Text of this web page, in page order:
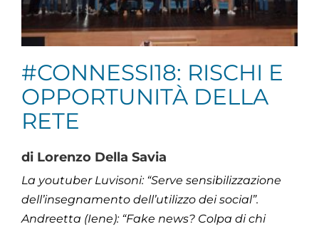
#CONNESSI18: RISCHI E
OPPORTUNITÀ DELLA
RETE
di Lorenzo Della Savia
La youtuber Luvisoni: “Serve sensibilizzazione
dell’insegnamento dell’utilizzo dei social”.
Andreetta (Iene): “Fake news? Colpa di chi